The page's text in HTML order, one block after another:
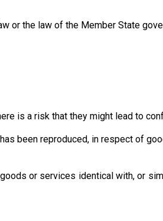
the law of the Member State
is a risk that they might lead to
been reproduced, in respect of
or services identical with, or